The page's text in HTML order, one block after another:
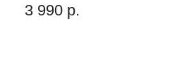
3 990 р.